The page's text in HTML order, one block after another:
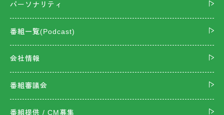
パーソナリティ
番組一覧(Podcast)
会社情報
番組審議会
番組提供 / CM募集